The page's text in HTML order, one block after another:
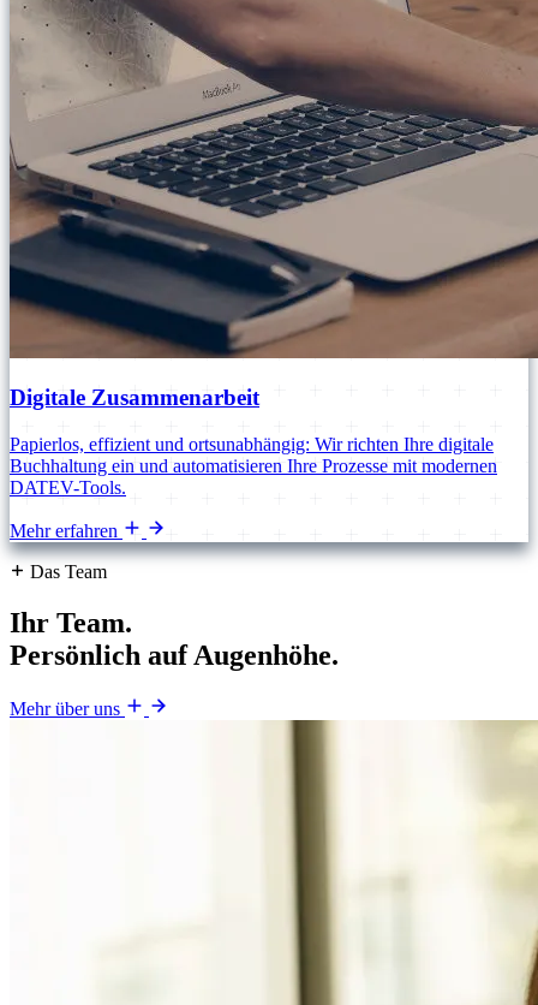
Digitale Zusammenarbeit
Papierlos, effizient und ortsunabhängig: Wir richten Ihre digitale
Buchhaltung ein und automatisieren Ihre Prozesse mit modernen
DATEV-Tools.
Mehr erfahren
Das Team
Ihr Team.
Persönlich auf Augenhöhe.
Mehr über uns